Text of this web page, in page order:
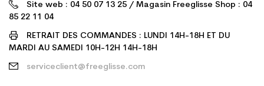
Site web : 04 50 07 13 25 / Magasin Freeglisse Shop : 04
85 22 11 04
RETRAIT DES COMMANDES : LUNDI 14H-18H ET DU
MARDI AU SAMEDI 10H-12H 14H-18H
serviceclient@freeglisse.com